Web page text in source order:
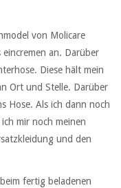
von Molicare
an. Darüber
Diese hält mein
Ort und Stelle. Darüber
Hose. Als ich dann noch
mir noch meinen
und den
fertig beladenen